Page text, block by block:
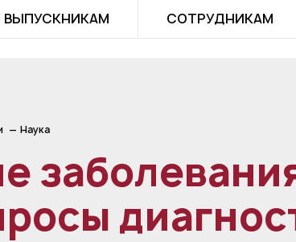
ВЫПУСКНИКАМ СОТРУДНИКАМ
Наука